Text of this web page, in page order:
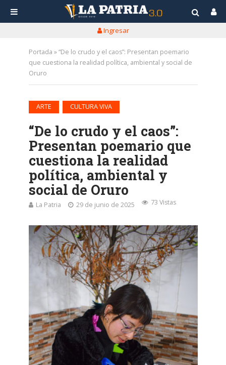
Ingresar
Portada »“De lo crudo y el caos”: Presentan poemario
que cuestiona la realidad política, ambiental y social de
Oruro
ARTE CULTURA VIVA
“De lo crudo y el caos”:
Presentan poemario que
cuestiona la realidad
política, ambiental y
social de Oruro
La Patria 29 de junio de 2025 73 Vistas